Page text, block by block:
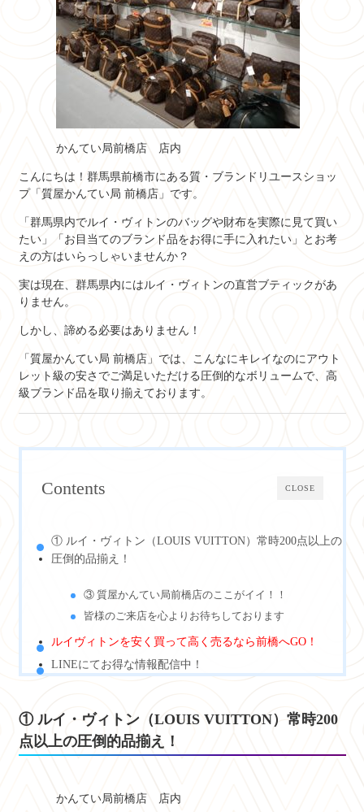
かんてい局前橋店 店内
こんにちは！群馬県前橋市にある質・ブランドリユースショッ
プ「質屋かんてい局 前橋店」です。
「群馬県内でルイ・ヴィトンのバッグや財布を実際に見て買い
たい」「お目当てのブランド品をお得に手に入れたい」とお考
えの方はいらっしゃいませんか？
実は現在、群馬県内にはルイ・ヴィトンの直営ブティックがあ
りません。
しかし、諦める必要はありません！
「質屋かんてい局 前橋店」では、こんなにキレイなのにアウト
レット級の安さでご満足いただける圧倒的なボリュームで、高
級ブランド品を取り揃えております。
CLOSE
Contents
① ルイ・ヴィトン（LOUIS VUITTON）常時200点以上の
圧倒的品揃え！
③ 質屋かんてい局前橋店のここがイイ！！
皆様のご来店を心よりお待ちしております
ルイヴィトンを安く買って高く売るなら前橋へGO！
LINEにてお得な情報配信中！
① ルイ・ヴィトン（LOUIS VUITTON）常時200
点以上の圧倒的品揃え！
かんてい局前橋店 店内